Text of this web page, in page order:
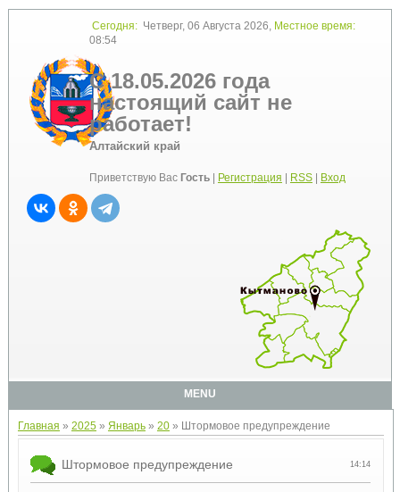
Сегодня:Четверг, 06 Августа 2026, Местное время:
08:54
С 18.05.2026 года
настоящий сайт не
работает!
Алтайский край
Приветствую Вас Гость| Регистрация RSS| Вход
MENU
Главная » 2025 » Январь » 20» Штормовое предупреждение
14:14
Штормовое предупреждение